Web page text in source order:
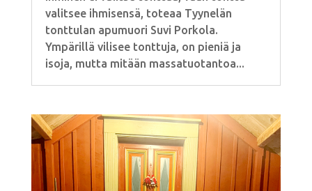
valitsee ihmisensä, toteaa Tyynelän
tonttulan apumuori Suvi Porkola.
Ympärillä vilisee tonttuja, on pieniä ja
isoja, mutta mitään massatuotantoa...